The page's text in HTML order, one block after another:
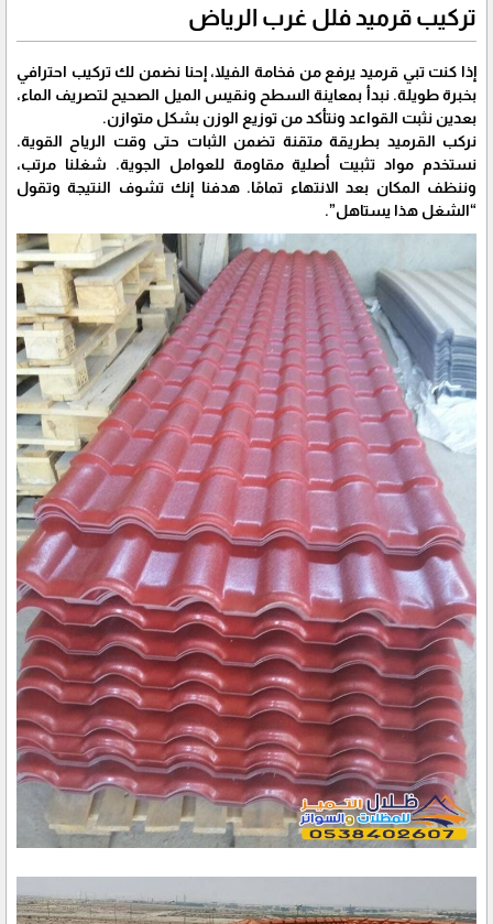
تركيب قرميد فلل غرب الرياض
إذا كنت تبي قرميد يرفع من فخامة الفيلا، إحنا نضمن لك تركيب احترافي
بخبرة طويلة. نبدأ بمعاينة السطح ونقيس الميل الصحيح لتصريف الماء،
بعدين نثبت القواعد ونتأكد من توزيع الوزن بشكل متوازن.
نركب القرميد بطريقة متقنة تضمن الثبات حتى وقت الرياح القوية.
نستخدم مواد تثبيت أصلية مقاومة للعوامل الجوية. شغلنا مرتب،
وننظف المكان بعد الانتهاء تمامًا. هدفنا إنك تشوف النتيجة وتقول
“الشغل هذا يستاهل”.